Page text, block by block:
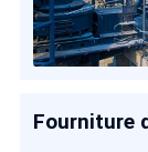
Fourniture